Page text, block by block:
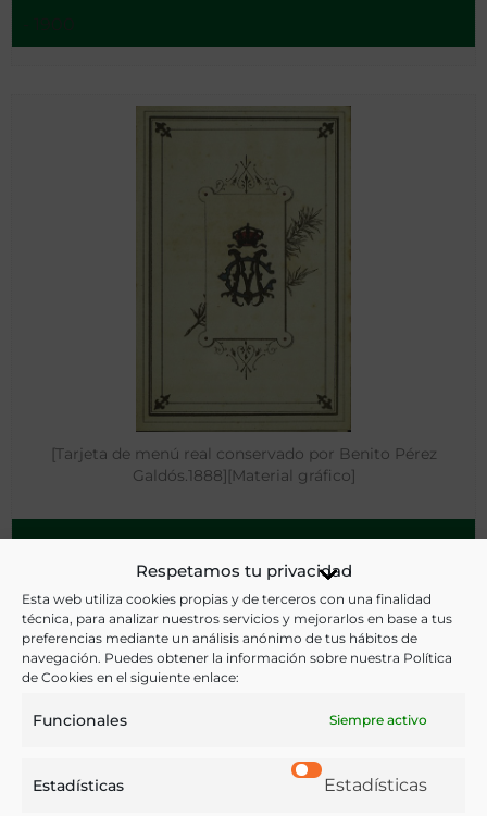
Respetamos tu privacidad
Esta web utiliza cookies propias y de terceros con una finalidad
técnica, para analizar nuestros servicios y mejorarlos en base a tus
preferencias mediante un análisis anónimo de tus hábitos de
navegación. Puedes obtener la información sobre nuestra Política
de Cookies en el siguiente enlace:
Funcionales Siempre activo
Estadísticas Estadísticas
[Tarjeta de menú real conservado por Benito Pérez
Galdós.1888][Material gráfico]
Madrid - 1888